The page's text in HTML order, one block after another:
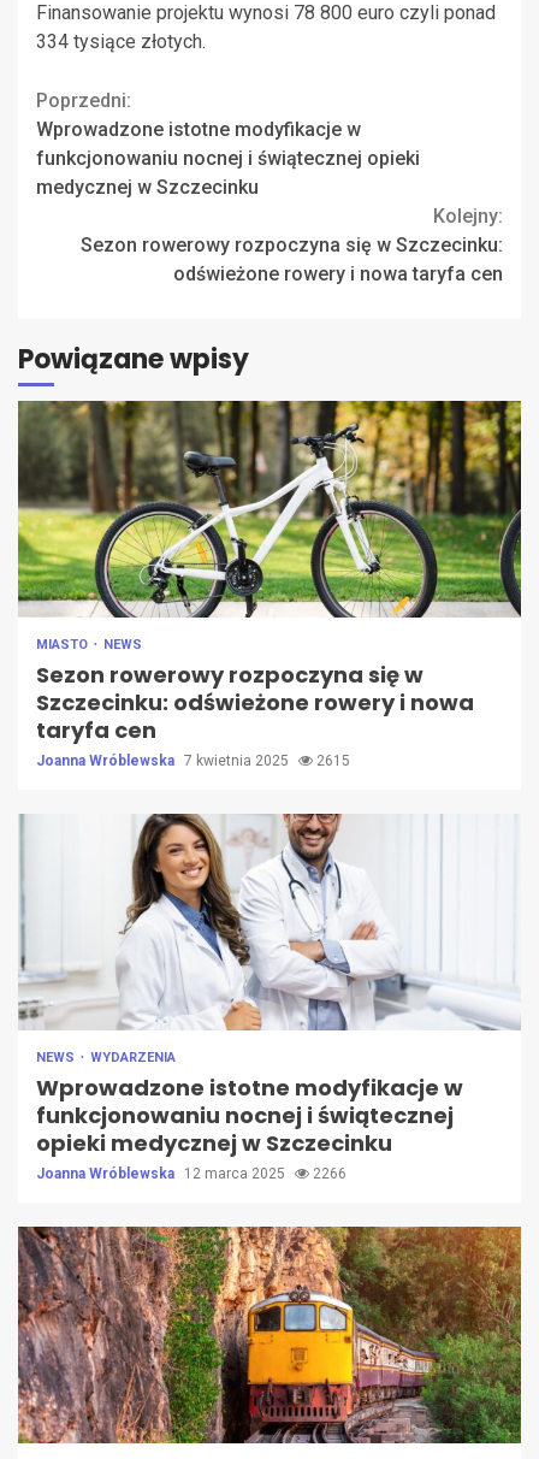
Finansowanie projektu wynosi 78 800 euro czyli ponad
334 tysiące złotych.
Continue
Reading
Poprzedni:
Wprowadzone istotne modyfikacje w
funkcjonowaniu nocnej i świątecznej opieki
medycznej w Szczecinku
Kolejny:
Sezon rowerowy rozpoczyna się w Szczecinku:
odświeżone rowery i nowa taryfa cen
Powiązane wpisy
MIASTO NEWS
Sezon rowerowy rozpoczyna się w
Szczecinku: odświeżone rowery i nowa
taryfa cen
Joanna Wróblewska 7 kwietnia 2025 2615
NEWS WYDARZENIA
Wprowadzone istotne modyfikacje w
funkcjonowaniu nocnej i świątecznej
opieki medycznej w Szczecinku
Joanna Wróblewska 12 marca 2025 2266